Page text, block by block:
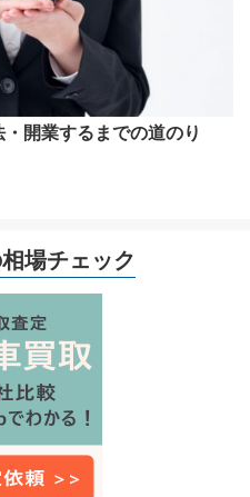
開業するまでの道のり
場チェック